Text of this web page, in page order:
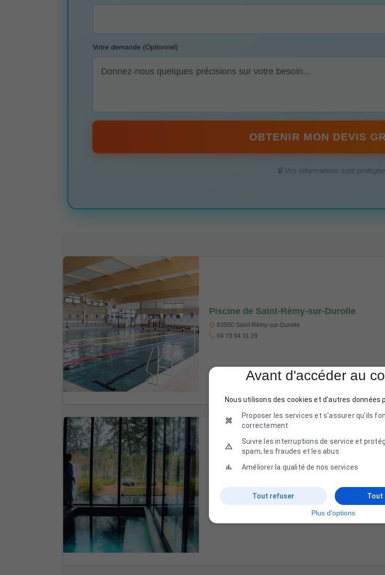
Votre demande (Optionnel)
OBTENIR MON DEVIS
🔒 Vos informations sont
Piscine de Saint-Rémy-sur-Durolle
63550 Saint-Rémy-sur-Durolle
04 73 94 31 29
LES BOIS NOIRS SPA
04 73 51 19 89
Avant d'accéder au
Nous utilisons des cookies et d'autres données
Proposer les services et s'assurer qu'ils
correctement
Suivre les interruptions de service et
spam, les fraudes et les abus
Améliorer la qualité de nos services
Tout refuser Tout
Plus d'options